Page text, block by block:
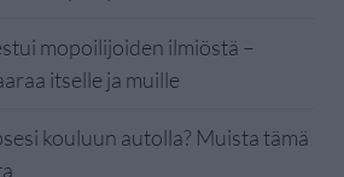
mopoilijoiden ilmiöstä –
itselle ja muille
kouluun autolla? Muista tämä